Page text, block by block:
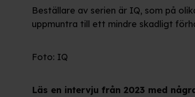
Beställare av serien är IQ, som på
uppmuntra till ett mindre skadligt
Foto: IQ
Läs en intervju från 2023 med